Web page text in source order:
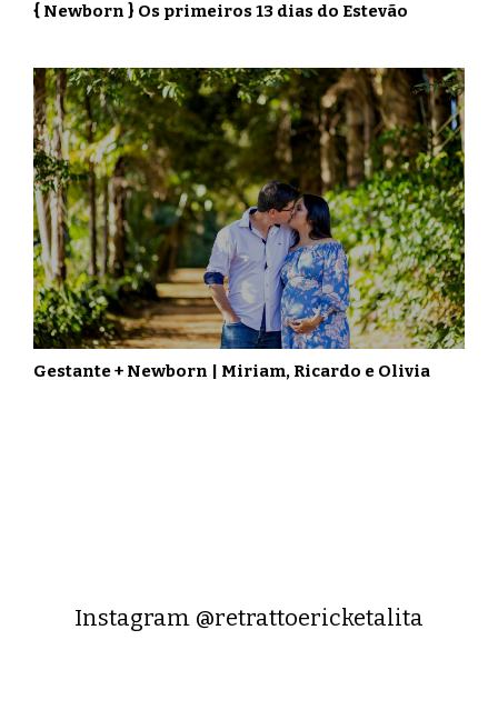
{ Newborn } Os primeiros 13 dias do Estevão
Gestante + Newborn | Miriam, Ricardo e Olivia
Instagram @retrattoericketalita